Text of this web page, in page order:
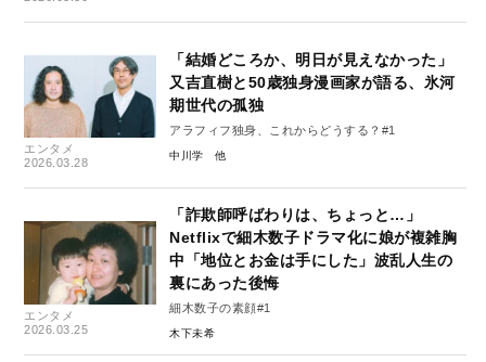
エンタメ
2026.03.28
「結婚どころか、明日が見えなかった」
又吉直樹と50歳独身漫画家が語る、氷河
期世代の孤独
アラフィフ独身、これからどうする？#1
中川学
エンタメ
2026.03.25
「詐欺師呼ばわりは、ちょっと…」
Netflixで細木数子ドラマ化に娘が複雑胸
中「地位とお金は手にした」波乱人生の
裏にあった後悔
細木数子の素顔#1
木下未希